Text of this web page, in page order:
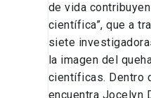
de vida
científica”, que a
siete
la imagen del
científicas. Dentro
encuentra Jocelyn